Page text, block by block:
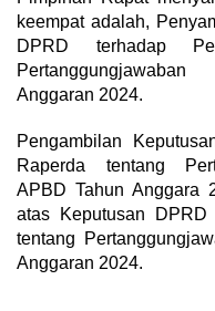
keempat adalah,
DPRD terhadap
Anggaran 2024.
Pengambilan
Raperda tentang
APBD Tahun Anggara
atas Keputusan DPRD
tentang
Anggaran 2024.